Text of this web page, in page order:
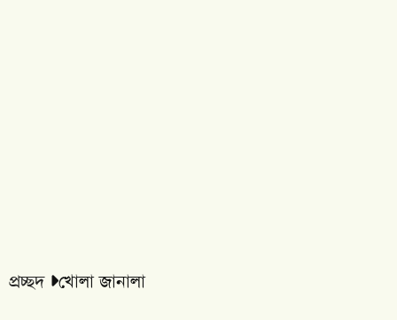
প্রচ্ছদ খোলা জানালা